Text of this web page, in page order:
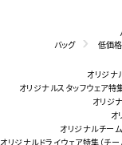
バッグ
低価格
オリジナ
オリジナルスタッフウェア特
オリジ
オ
オリジナルチーム
オリジナルドライウェア特集（チー